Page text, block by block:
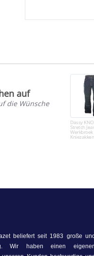
auf
die Wünsche
Dassy
Stretch
beliefert seit 1983 große und
Wir haben einen